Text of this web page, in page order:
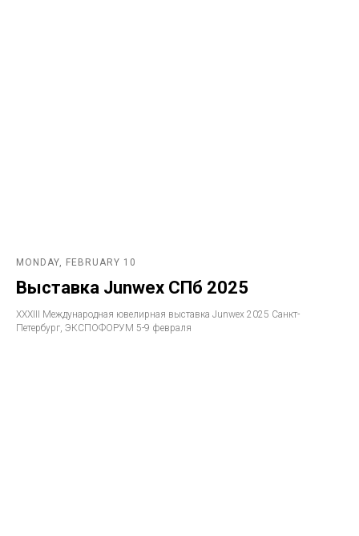
MONDAY, FEBRUARY 10
Выставка Junwex СПб 2025
XXXIII Международная ювелирная выставка Junwex 2025 Санкт-
Петербург, ЭКСПОФОРУМ 5-9 февраля